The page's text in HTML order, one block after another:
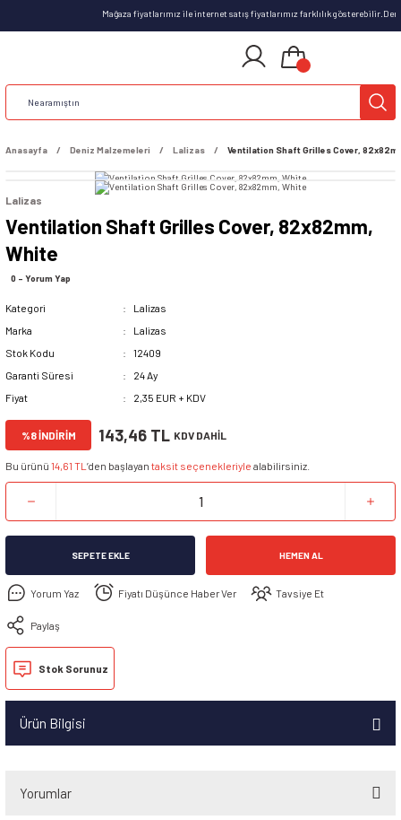
Mağaza fiyatlarımız ile internet satış fiyatlarımız farklılık
Anasayfa Deniz Malzemeleri Lalizas Ventilation Shaft Grilles Cover,
Lalizas
Ventilation Shaft Grilles Cover, 82x82mm,
White
0 - Yorum Yap
Kategori
Lalizas
Marka
Lalizas
Stok Kodu
12409
Garanti Süresi
24 Ay
Fiyat
2,35 EUR + KDV
%8 İNDİRİM 143,46 TL KDV DAHİL
Bu ürünü 14,61 TL ’den başlayan taksit seçenekleriyle alabilirsiniz.
SEPETE EKLE HEMEN AL
Yorum Yaz Fiyatı Düşünce Haber Ver Tavsiye Et
Paylaş
Stok Sorunuz
Ürün Bilgisi
Yorumlar